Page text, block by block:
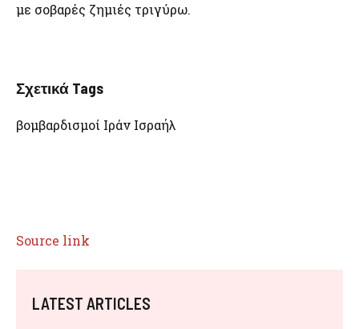
με σοβαρές ζημιές τριγύρω.
Σχετικά Tags
βομβαρδισμοί Ιράν Ισραήλ
Source link
LATEST ARTICLES